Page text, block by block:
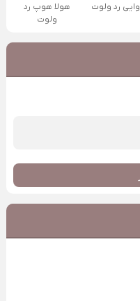
رد ولوت
هولا هوپ رد
ولوت